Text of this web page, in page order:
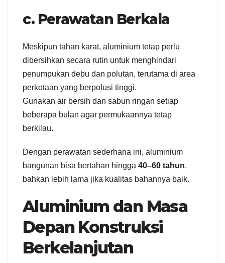
c. Perawatan Berkala
Meskipun tahan karat, aluminium tetap perlu
dibersihkan secara rutin untuk menghindari
penumpukan debu dan polutan, terutama di area
perkotaan yang berpolusi tinggi.
Gunakan air bersih dan sabun ringan setiap
beberapa bulan agar permukaannya tetap
berkilau.
Dengan perawatan sederhana ini, aluminium
bangunan bisa bertahan hingga 40–60 tahun,
bahkan lebih lama jika kualitas bahannya baik.
Aluminium dan Masa
Depan Konstruksi
Berkelanjutan